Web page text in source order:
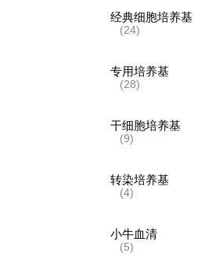
经典细胞培养基
(24)
专用培养基
(28)
干细胞培养基
(9)
转染培养基
(4)
小牛血清
(5)